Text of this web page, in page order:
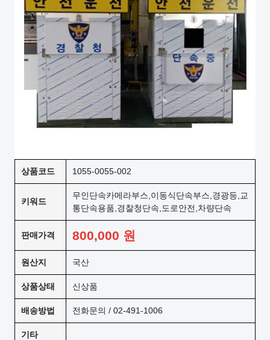
상품코드 1055-0055-002
키워드
무인단속카메라부스,이동식단속부스,경광등,교
통단속용품,경찰청단속,도로안전,차량단속
판매가격 800,000 원
원산지 국산
상품상태 신상품
배송방법 전화문의 / 02-491-1006
기타